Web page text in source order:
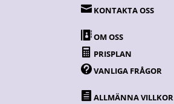
 KONTAKTA OSS
OM OSS
 PRISPLAN
VANLIGA FRÅGOR
 ALLMÄNNA VILLKOR